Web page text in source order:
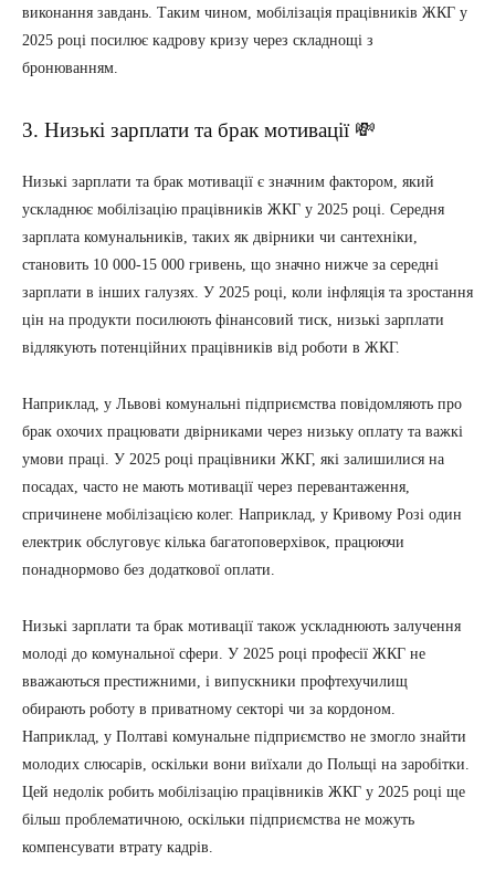
виконання завдань. Таким чином, мобілізація працівників ЖКГ у
2025 році посилює кадрову кризу через складнощі з
бронюванням.
3. Низькі зарплати та брак мотивації 💸
Низькі зарплати та брак мотивації є значним фактором, який
ускладнює мобілізацію працівників ЖКГ у 2025 році. Середня
зарплата комунальників, таких як двірники чи сантехніки,
становить 10 000-15 000 гривень, що значно нижче за середні
зарплати в інших галузях. У 2025 році, коли інфляція та зростання
цін на продукти посилюють фінансовий тиск, низькі зарплати
відлякують потенційних працівників від роботи в ЖКГ.
Наприклад, у Львові комунальні підприємства повідомляють про
брак охочих працювати двірниками через низьку оплату та важкі
умови праці. У 2025 році працівники ЖКГ, які залишилися на
посадах, часто не мають мотивації через перевантаження,
спричинене мобілізацією колег. Наприклад, у Кривому Розі один
електрик обслуговує кілька багатоповерхівок, працюючи
понаднормово без додаткової оплати.
Низькі зарплати та брак мотивації також ускладнюють залучення
молоді до комунальної сфери. У 2025 році професії ЖКГ не
вважаються престижними, і випускники профтехучилищ
обирають роботу в приватному секторі чи за кордоном.
Наприклад, у Полтаві комунальне підприємство не змогло знайти
молодих слюсарів, оскільки вони виїхали до Польщі на заробітки.
Цей недолік робить мобілізацію працівників ЖКГ у 2025 році ще
більш проблематичною, оскільки підприємства не можуть
компенсувати втрату кадрів.